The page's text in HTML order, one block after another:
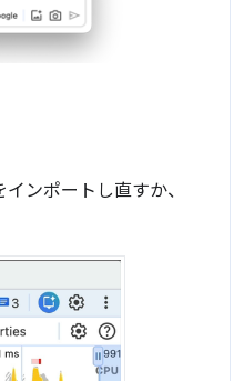
ンポートし直すか、